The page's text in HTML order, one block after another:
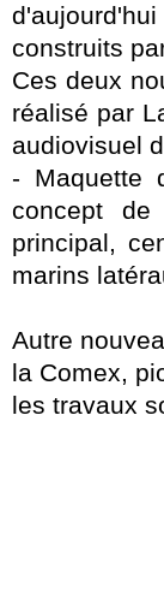
construits
Ces deux
réalisé par
audiovisuel
- Maquette
concept de
principal,
marins
Autre
la Comex,
les travaux